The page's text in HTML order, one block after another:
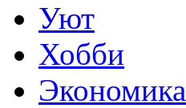
Уют
Хобби
Экономика